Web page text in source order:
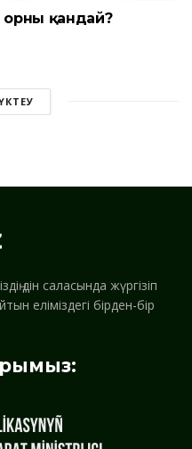
қандай?
дін саласында жүргізіп
еліміздегі бірден-бір